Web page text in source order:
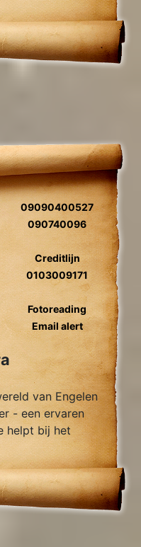
09090400527
090740096
Creditlijn
0103009171
Fotoreading
Email alert
van Engelen
- een ervaren
helpt bij het
en